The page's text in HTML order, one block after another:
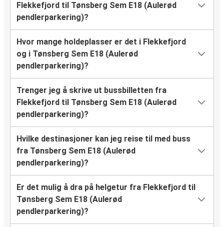
Flekkefjord til Tønsberg Sem E18 (Aulerød
pendlerparkering)?
Hvor mange holdeplasser er det i Flekkefjord
og i Tønsberg Sem E18 (Aulerød
pendlerparkering)?
Trenger jeg å skrive ut bussbilletten fra
Flekkefjord til Tønsberg Sem E18 (Aulerød
pendlerparkering)?
Hvilke destinasjoner kan jeg reise til med buss
fra Tønsberg Sem E18 (Aulerød
pendlerparkering)?
Er det mulig å dra på helgetur fra Flekkefjord til
Tønsberg Sem E18 (Aulerød
pendlerparkering)?